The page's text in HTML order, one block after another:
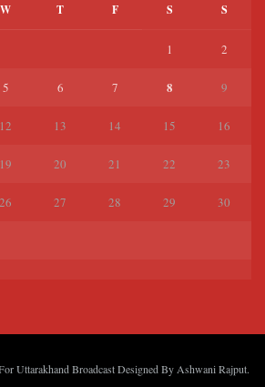
W T F S S
1 2
5 6 7 8 9
12 13 14 15 16
19 20 21 22 23
26 27 28 29 30
Uttarakhand Broadcast Designed By Ashwani Rajput.